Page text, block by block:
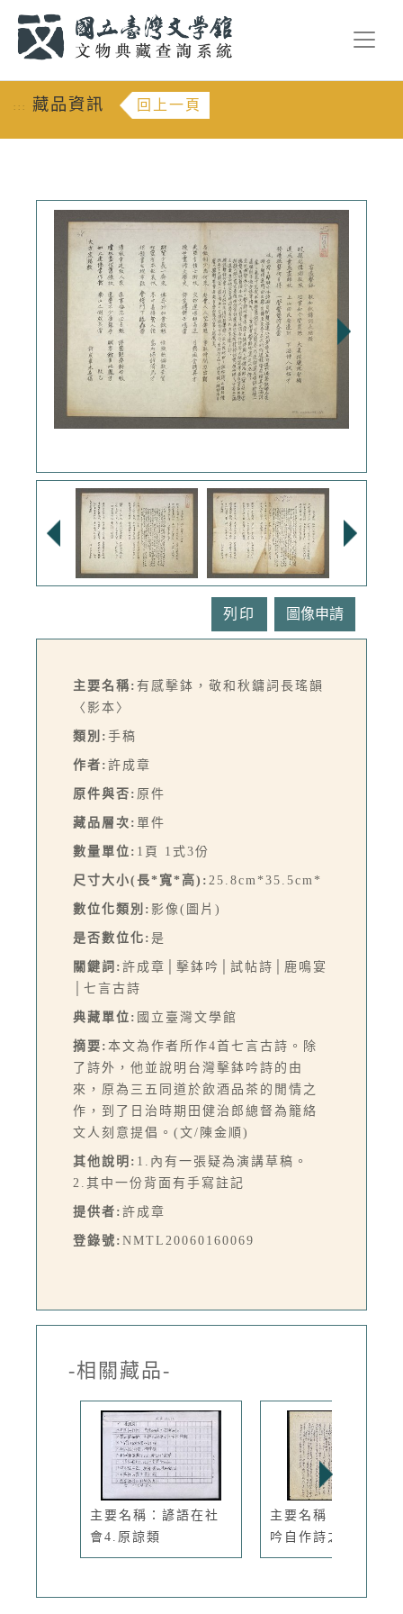
::: 藏品資訊 回上一頁
列印
主要名稱: 有感擊鉢，敬和秋鏞詞長瑤韻
〈影本〉
類別: 手稿
作者: 許成章
原件與否: 原件
藏品層次: 單件
數量單位: 1頁 1式3份
尺寸大小(長*寬*高): 25.8cm*35.5cm*
數位化類別: 影像(圖片)
是否數位化: 是
關鍵詞: 許成章│擊鉢吟│試帖詩│鹿鳴宴
│七言古詩
典藏單位: 國立臺灣文學館
摘要: 本文為作者所作4首七言古詩。除
了詩外，他並說明台灣擊鉢吟詩的由
來，原為三五同道於飲酒品茶的閒情之
作，到了日治時期田健治郎總督為籠絡
文人刻意提倡。(文/陳金順)
其他說明: 1.內有一張疑為演講草稿。
2.其中一份背面有手寫註記
提供者: 許成章
登錄號: NMTL20060160069
-相關藏品-
主要名稱：諺語在社
會4.原諒類
主要名稱：許成章苦
吟自作詩之一